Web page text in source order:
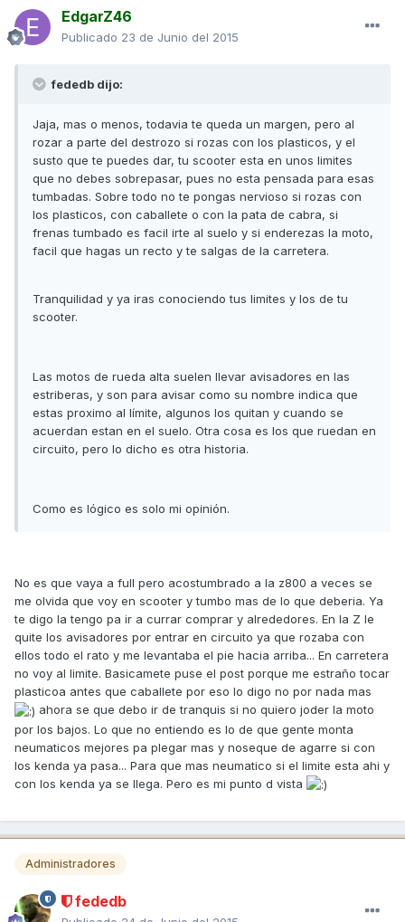
EdgarZ46
Publicado 23 de Junio del 2015
fededb dijo:
Jaja, mas o menos, todavia te queda un margen, pero al
rozar a parte del destrozo si rozas con los plasticos, y el
susto que te puedes dar, tu scooter esta en unos limites
que no debes sobrepasar, pues no esta pensada para esas
tumbadas. Sobre todo no te pongas nervioso si rozas con
los plasticos, con caballete o con la pata de cabra, si
frenas tumbado es facil irte al suelo y si enderezas la moto,
facil que hagas un recto y te salgas de la carretera.
Tranquilidad y ya iras conociendo tus limites y los de tu
scooter.
Las motos de rueda alta suelen llevar avisadores en las
estriberas, y son para avisar como su nombre indica que
estas proximo al límite, algunos los quitan y cuando se
acuerdan estan en el suelo. Otra cosa es los que ruedan en
circuito, pero lo dicho es otra historia.
Como es lógico es solo mi opinión.
No es que vaya a full pero acostumbrado a la z800 a veces se
me olvida que voy en scooter y tumbo mas de lo que deberia. Ya
te digo la tengo pa ir a currar comprar y alrededores. En la Z le
quite los avisadores por entrar en circuito ya que rozaba con
ellos todo el rato y me levantaba el pie hacia arriba... En carretera
no voy al limite. Basicamete puse el post porque me estraño tocar
plasticoa antes que caballete por eso lo digo no por nada mas
ahora se que debo ir de tranquis si no quiero joder la moto
por los bajos. Lo que no entiendo es lo de que gente monta
neumaticos mejores pa plegar mas y noseque de agarre si con
los kenda ya pasa... Para que mas neumatico si el limite esta ahi y
con los kenda ya se llega. Pero es mi punto d vista
Administradores
fededb